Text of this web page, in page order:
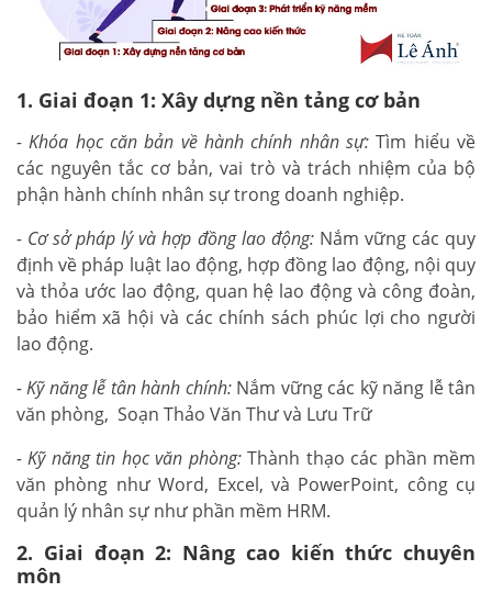
1. Giai đoạn 1: Xây dựng nền tảng cơ bản
- Khóa học căn bản về hành chính nhân sự: Tìm hiểu về
các nguyên tắc cơ bản, vai trò và trách nhiệm của bộ
phận hành chính nhân sự trong doanh nghiệp.
- Cơ sở pháp lý và hợp đồng lao động:Nắm vững các quy
định về pháp luật lao động, hợp đồng lao động, nội quy
và thỏa ước lao động, quan hệ lao động và công đoàn,
bảo hiểm xã hội và các chính sách phúc lợi cho người
lao động.
- Kỹ năng lễ tân hành chính:Nắm vững các kỹ năng lễ tân
văn phòng, Soạn Thảo Văn Thư và Lưu Trữ
- Kỹ năng tin học văn phòng:Thành thạo các phần mềm
văn phòng như Word, Excel, và PowerPoint, công cụ
quản lý nhân sự như phần mềm HRM.
2. Giai đoạn 2: Nâng cao kiến thức chuyên
môn